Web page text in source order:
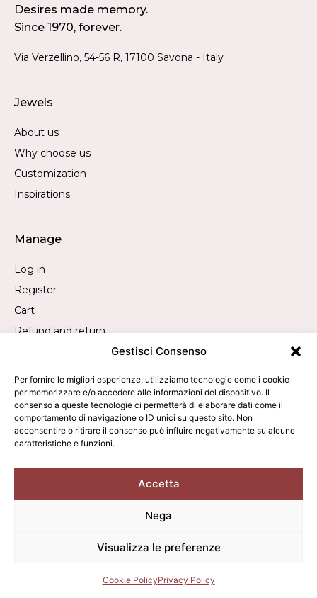
Gestisci Consenso
Per fornire le migliori esperienze, utilizziamo tecnologie come i cookie
per memorizzare e/o accedere alle informazioni del dispositivo. Il
consenso a queste tecnologie ci permetterà di elaborare dati come il
comportamento di navigazione o ID unici su questo sito. Non
acconsentire o ritirare il consenso può influire negativamente su alcune
caratteristiche e funzioni.
Accetta
Nega
Visualizza le preferenze
Cookie PolicyPrivacy Policy
Desires made memory.
Since 1970, forever.
Via Verzellino, 54-56 R, 17100 Savona - Italy
Jewels
About us
Why choose us
Customization
Inspirations
Manage
Log in
Register
Cart
Refund and return
Contact
Call us: +39 019 840 2305
WhatsApp us: +39 340 9473050
Write to us: info@averla.it
2026 © Averla - All rights reserved. - VAT: 01342010095